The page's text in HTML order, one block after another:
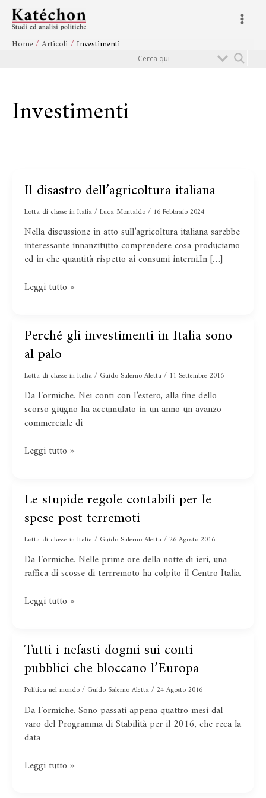
contenuto
Main
Home Articoli Investimenti
Investimenti
Il disastro dell’agricoltura italiana
Lotta di classe in Italia/Luca Montaldo/ 16 Febbraio 2024
Nella discussione in atto sull’agricoltura italiana sarebbe
interessante innanzitutto comprendere cosa produciamo
ed in che quantità rispetto ai consumi interni.In […]
Il
dell’agricoltura
italiana
Leggi tutto »
Perché gli investimenti in Italia sono
al palo
Lotta di classe in Italia/ Guido Salerno Aletta/ 11 Settembre 2016
Da Formiche. Nei conti con l’estero, alla fine dello
scorso giugno ha accumulato in un anno un avanzo
commerciale di
Perché
gli
investimenti
in
Italia
sono
al
palo
Leggi tutto »
Le stupide regole contabili per le
spese post terremoti
Lotta di classe in Italia/ Guido Salerno Aletta/26 Agosto 2016
Da Formiche. Nelle prime ore della notte di ieri, una
raffica di scosse di terrremoto ha colpito il Centro Italia.
Le
regole
contabili
per
le
spese
terremoti
Leggi tutto »
Tutti i nefasti dogmi sui conti
pubblici che bloccano l’Europa
Politica nel mondo/ Guido Salerno Aletta/24 Agosto 2016
Da Formiche. Sono passati appena quattro mesi dal
varo del Programma di Stabilità per il 2016, che reca la
data
Tutti
nefasti
dogmi
conti
pubblici
che
l’Europa
Leggi tutto »